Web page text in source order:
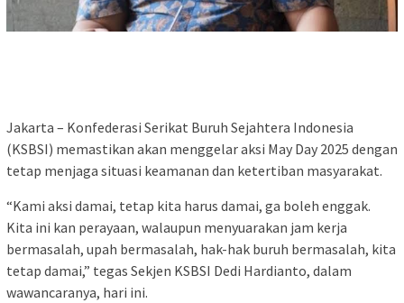
Jakarta – Konfederasi Serikat Buruh Sejahtera Indonesia
(KSBSI) memastikan akan menggelar aksi May Day 2025 dengan
tetap menjaga situasi keamanan dan ketertiban masyarakat.
“Kami aksi damai, tetap kita harus damai, ga boleh enggak.
Kita ini kan perayaan, walaupun menyuarakan jam kerja
bermasalah, upah bermasalah, hak-hak buruh bermasalah, kita
tetap damai,” tegas Sekjen KSBSI Dedi Hardianto, dalam
wawancaranya, hari ini.